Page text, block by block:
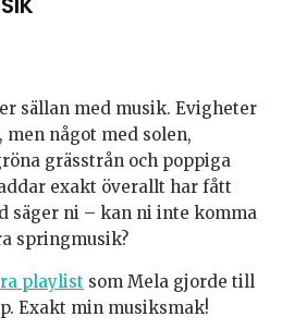
sällan med musik. Evigheter
något med solen,
grässtrån och poppiga
exakt överallt har fått
säger ni – kan ni inte komma
springmusik?
playlist som Mela gjorde till
Exakt min musiksmak!